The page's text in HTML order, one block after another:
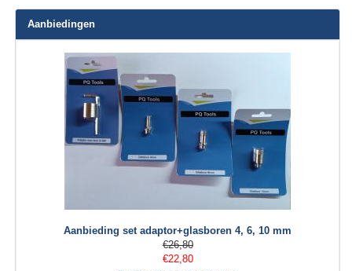
Aanbiedingen
Aanbieding set adaptor+glasboren 4, 6, 10 mm
€26,80
€22,80